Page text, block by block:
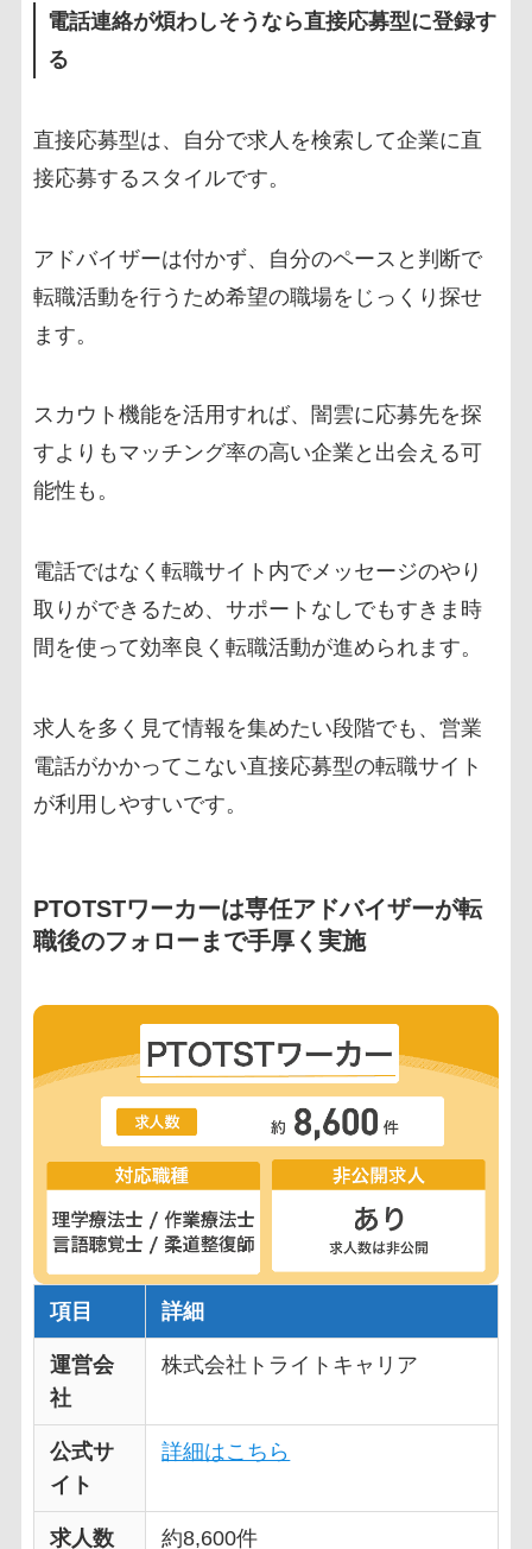
電話連絡が煩わしそうなら直接応募型に登録す
る
直接応募型は、自分で求人を検索して企業に直
接応募するスタイルです。
アドバイザーは付かず、自分のペースと判断で
転職活動を行うため希望の職場をじっくり探せ
ます。
スカウト機能を活用すれば、闇雲に応募先を探
すよりもマッチング率の高い企業と出会える可
能性も。
電話ではなく転職サイト内でメッセージのやり
取りができるため、サポートなしでもすきま時
間を使って効率良く転職活動が進められます。
求人を多く見て情報を集めたい段階でも、営業
電話がかかってこない直接応募型の転職サイト
が利用しやすいです。
PTOTSTワーカーは専任アドバイザーが転
職後のフォローまで手厚く実施
項目 詳細
運営会
社
株式会社トライトキャリア
公式サ
イト
詳細はこちら
求人数 約8,600件